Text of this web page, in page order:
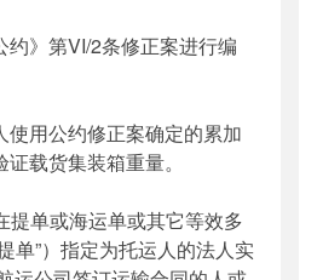
约》第VI/2条修正案进行编
使用公约修正案确定的累加
载货集装箱重量。
提单或海运单或其它等效多
单”）指定为托运人的法人实